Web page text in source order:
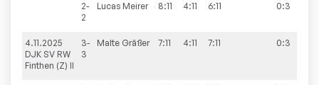
2-
2
Lucas Meirer 8:11 4:11 6:11 0:3
4.11.2025
DJK SV RW
Finthen (Z) II
3-
3
Malte Gräßer 7:11 4:11 7:11 0:3